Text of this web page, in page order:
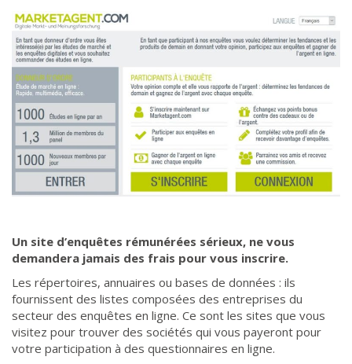
Un site d’enquêtes rémunérées sérieux, ne vous
demandera jamais des frais pour vous inscrire.
Les répertoires, annuaires ou bases de données : ils
fournissent des listes composées des entreprises du
secteur des enquêtes en ligne. Ce sont les sites que vous
visitez pour trouver des sociétés qui vous payeront pour
votre participation à des questionnaires en ligne.